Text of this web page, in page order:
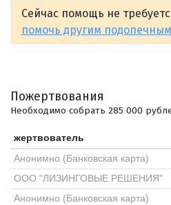
Сейчас помощь не
помочь другим
Пожертвования
Необходимо собрать 285 000
жертвователь
Анонимно (Банковская карта)
ООО "ЛИЗИНГОВЫЕ РЕШЕНИЯ"
Анонимно (Банковская карта)